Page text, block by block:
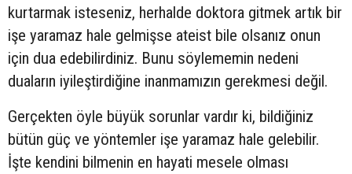
kurtarmak isteseniz, herhalde doktora gitmek artık bir
işe yaramaz hale gelmişse ateist bile olsanız onun
için dua edebilirdiniz. Bunu söylememin nedeni
duaların iyileştirdiğine inanmamızın gerekmesi değil.
Gerçekten öyle büyük sorunlar vardır ki, bildiğiniz
bütün güç ve yöntemler işe yaramaz hale gelebilir.
İşte kendini bilmenin en hayati mesele olması